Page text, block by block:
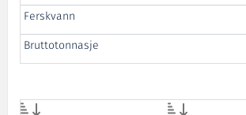
Ferskvann
Bruttotonnasje